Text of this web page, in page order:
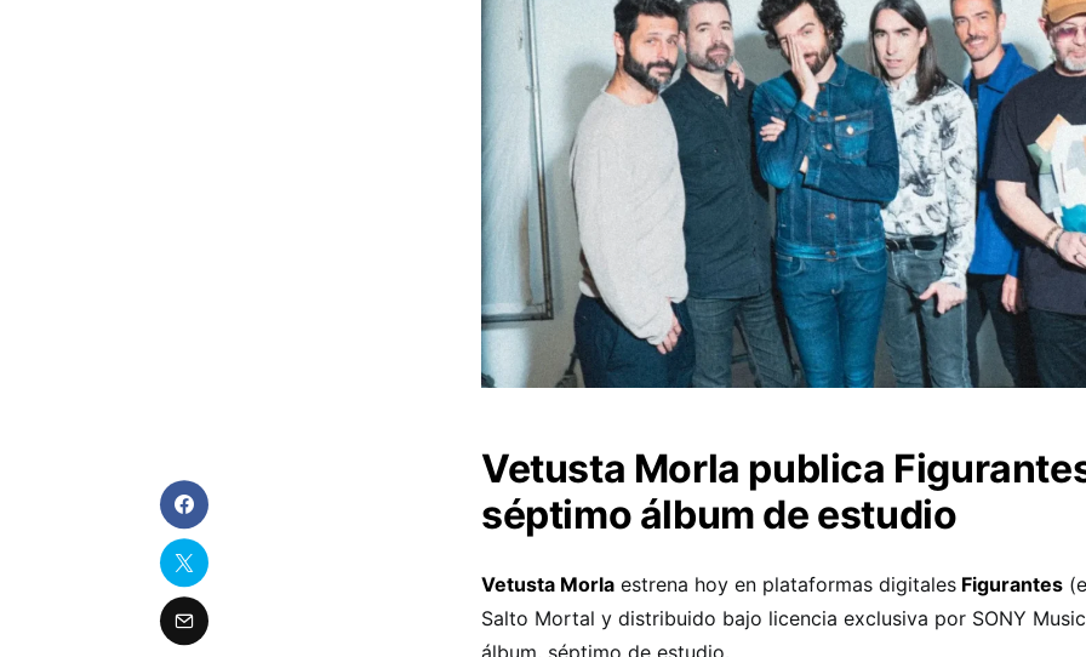
Vetusta Morla publica
séptimo álbum de estudio
Vetusta Morla estrena hoy en plataformas digitales Figurantes
Salto Mortal y distribuido bajo licencia exclusiva por SONY
álbum, séptimo de estudio.